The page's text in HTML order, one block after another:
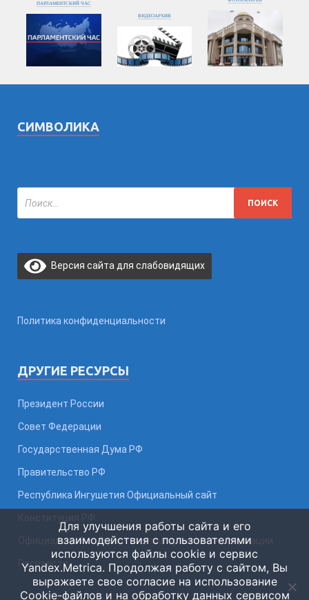
ПАРЛАМЕНТСКИЙ ЧАС
ВИДЕОАРХИВ
СИМВОЛИКА
Версия сайта для слабовидящих
Политика конфиденциальности
ДРУГИЕ РЕСУРСЫ
Президент России
Совет Федерации
Государственная Дума РФ
Правительство РФ
Республика Ингушетия Официальный сайт
Официальный интернет-портал правовой информации
Росреестр
Для улучшения работы сайта и его
взаимодействия с пользователями
используются файлы cookie и сервис
Yandex.Metrica. Продолжая работу с сайтом, Вы
выражаете свое согласие на использование
Cookie-файлов и на обработку данных сервисом